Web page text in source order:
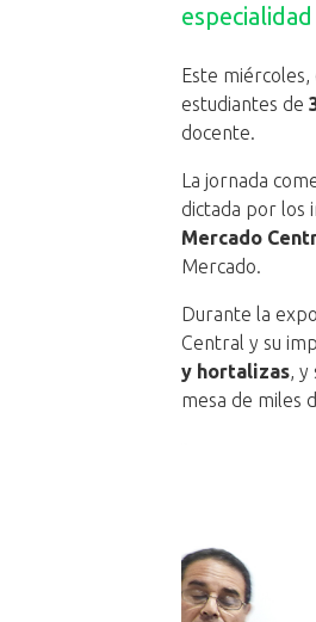
Este miércoles,
estudiantes de
docente.
La jornada
dictada por los
Mercado
Mercado.
Durante la
Central y su
y hortalizas, y
mesa de miles